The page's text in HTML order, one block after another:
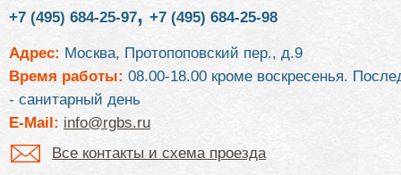
+7 (495) 684-25-97, +7 (495) 684-25-98
Адрес: Москва, Протопоповский пер., д.9
Время работы: 08.00-18.00 кроме воскресенья.
- санитарный день
E-Mail: info@rgbs.ru
Все контакты и схема проезда